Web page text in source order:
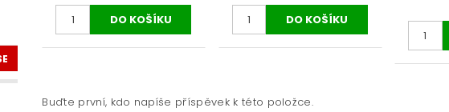
Buďte první, kdo napíše příspěvek k této položce.